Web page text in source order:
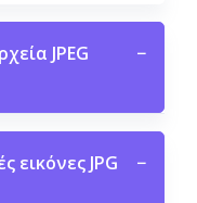
JPEG
−
JPG
−